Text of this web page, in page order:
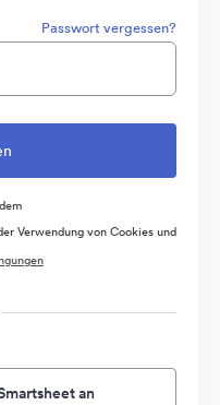
Passwort vergessen?
Verwendung von Cookies und
an